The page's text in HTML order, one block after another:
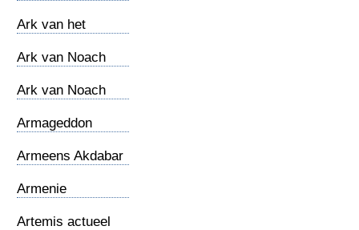
Ark van het
Ark van Noach
Ark van Noach
Armageddon
Armeens Akdabar
Armenie
Artemis actueel